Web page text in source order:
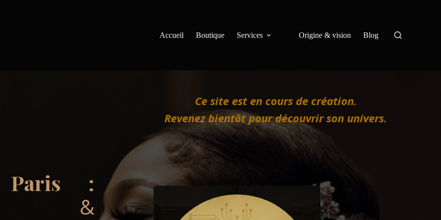
Accueil
Boutique Services Origine & vision Blog
Ce site est en cours de création.
Revenez bientôt pour découvrir son univers.
Paris :
&